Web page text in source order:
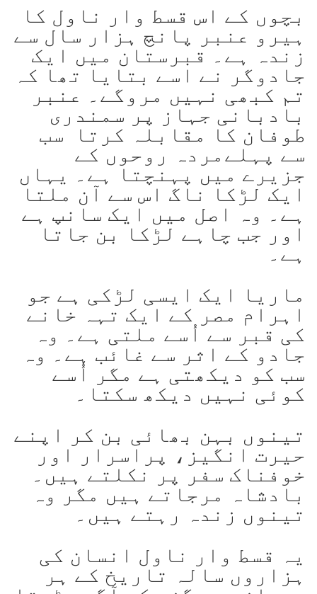
بچوں کے اس قسط وار ناول کا
ہیرو عنبر پانچ ہزار سال سے
زندہ ہے۔ قبرستان میں ایک
جادوگر نے اسے بتایا تھا کہ
تم کبھی نہیں مروگے۔ عنبر
بادبانی جہاز پر سمندری
طوفان کا مقابلہ کرتا سب
سے پہلےمردہ روحوں کے
جزیرے میں پہنچتا ہے۔ یہاں
ایک لڑکا ناگ اس سے آن ملتا
ہے۔ وہ اصل میں ایک سانپ ہے
اور جب چاہے لڑکا بن جاتا
ہے۔
ماریا ایک ایسی لڑکی ہے جو
اہرام مصر کے ایک تہہ خانے
کی قبر سے اُسے ملتی ہے۔ وہ
جادو کے اثر سے غائب ہے۔ وہ
سب کو دیکھتی ہے مگر اُسے
کوئی نہیں دیکھ سکتا۔
تینوں بہن بھائی بن کر اپنے
حیرت انگیز، پراسرار اور
خوفناک سفر پر نکلتے ہیں۔
بادشاہ مرجاتے ہیں مگر وہ
تینوں زندہ رہتے ہیں۔
یہ قسط وار ناول انسان کی
ہزاروں سالہ تاریخ کے ہر